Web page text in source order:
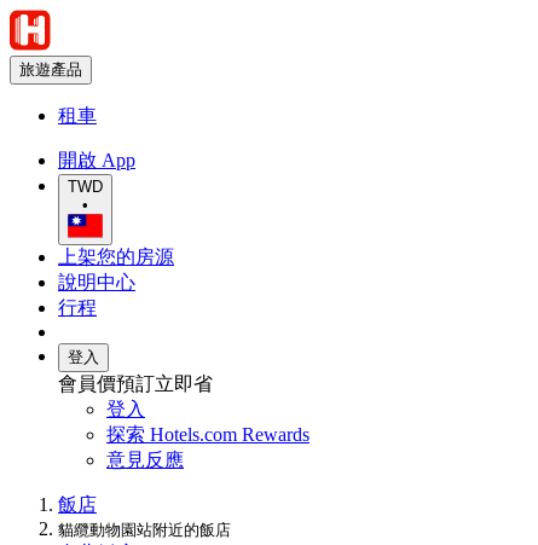
旅遊產品
租車
開啟 App
TWD
•
上架您的房源
說明中心
行程
登入
會員價預訂立即省
登入
探索 Hotels.com Rewards
意見反應
飯店
貓纜動物園站附近的飯店